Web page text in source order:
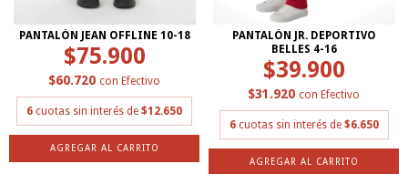
PANTALÓN JEAN OFFLINE 10-18
$75.900
$60.720 con Efectivo
6 cuotas sin interés de $12.650
AGREGAR AL CARRITO
PANTALÓN JR. DEPORTIVO
BELLES 4-16
$39.900
$31.920 con Efectivo
6 cuotas sin interés de $6.650
AGREGAR AL CARRITO